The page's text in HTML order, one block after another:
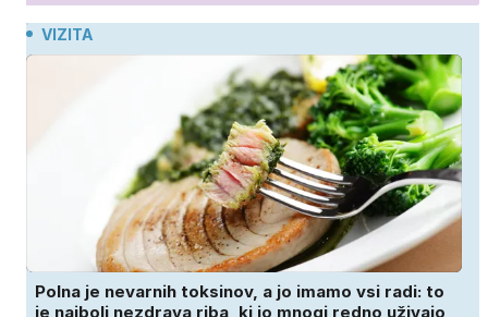
VIZITA
Polna je nevarnih toksinov, a jo imamo vsi radi: to
je najbolj nezdrava riba, ki jo mnogi redno uživajo